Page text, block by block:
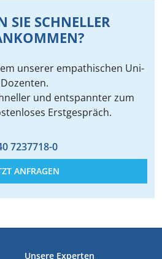
SIE SCHNELLER
unserer empathischen Uni-
Dozenten.
und entspannter zum
Erstgespräch.
7237718-0
ANFRAGEN
Unsere Experten